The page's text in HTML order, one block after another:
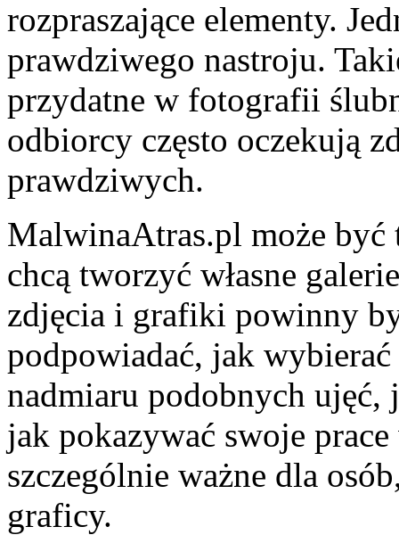
rozpraszające elementy.
prawdziwego nastroju.
przydatne w fotografii
odbiorcy często oczekują
prawdziwych.
MalwinaAtras.pl może być
chcą tworzyć własne
zdjęcia i grafiki powinny
podpowiadać, jak
nadmiaru podobnych ujęć,
jak pokazywać swoje
szczególnie ważne dla
graficy.